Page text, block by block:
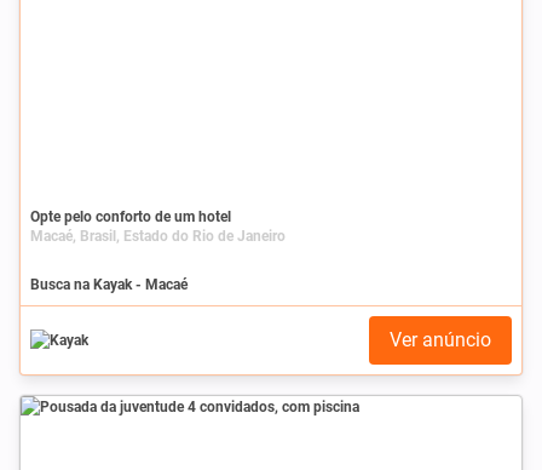
Opte pelo conforto de um hotel
Macaé, Brasil, Estado do Rio de Janeiro
Busca na Kayak - Macaé
Ver anúncio